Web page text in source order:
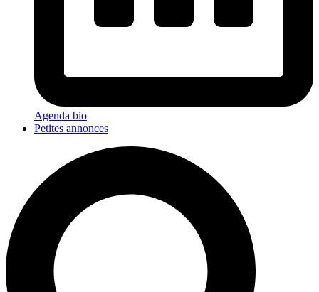
Agenda bio
Petites annonces